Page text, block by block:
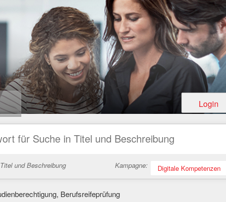
Login
und Beschreibung Kampagne: Digitale Kompetenzen
Berufsreifeprüfung